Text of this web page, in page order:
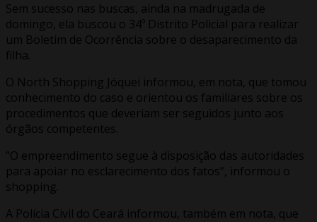
Sem sucesso nas buscas, ainda na madrugada de
domingo, ela buscou o 34º Distrito Policial para realizar
um Boletim de Ocorrência sobre o desaparecimento da
filha.
O North Shopping Jóquei informou, em nota, que tomou
conhecimento do caso e orientou os familiares sobre os
procedimentos que deveriam ser seguidos junto aos
órgãos competentes.
“O empreendimento segue à disposição das autoridades
para apoiar no esclarecimento dos fatos”, informou o
shopping.
A Polícia Civil do Ceará informou, também em nota, que